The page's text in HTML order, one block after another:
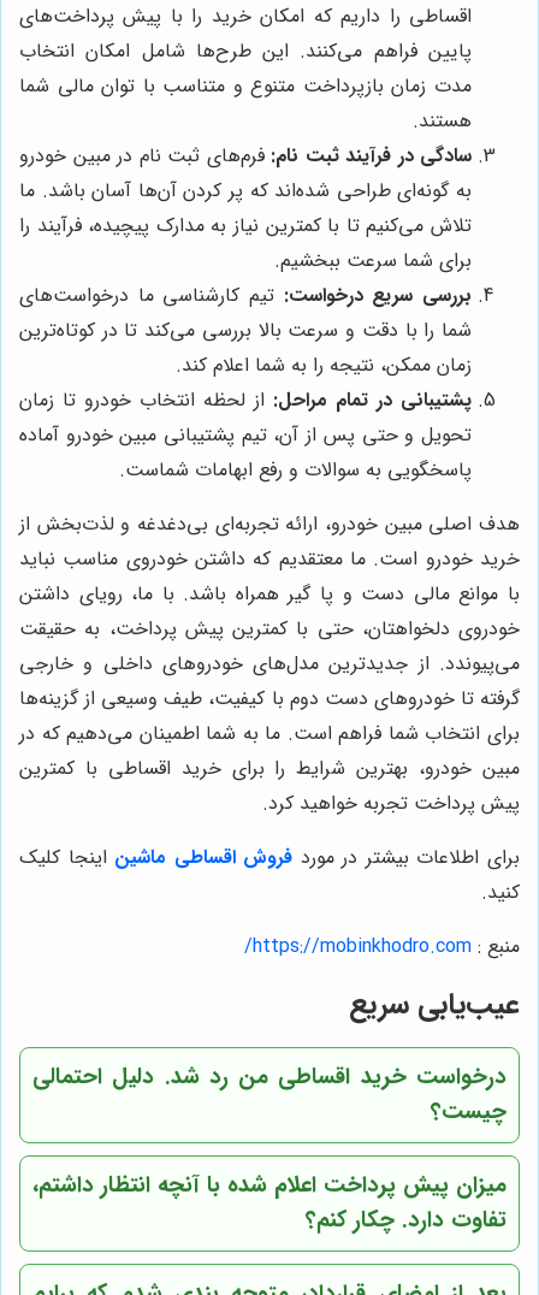
اقساطی را داریم که امکان خرید را با پیش پرداخت‌های
پایین فراهم می‌کنند. این طرح‌ها شامل امکان انتخاب
مدت زمان بازپرداخت متنوع و متناسب با توان مالی شما
هستند.
سادگی در فرآیند ثبت نام: فرم‌های ثبت نام در مبین خودرو
به گونه‌ای طراحی شده‌اند که پر کردن آن‌ها آسان باشد. ما
تلاش می‌کنیم تا با کمترین نیاز به مدارک پیچیده، فرآیند را
برای شما سرعت ببخشیم.
بررسی سریع درخواست: تیم کارشناسی ما درخواست‌های
شما را با دقت و سرعت بالا بررسی می‌کند تا در کوتاه‌ترین
زمان ممکن، نتیجه را به شما اعلام کند.
پشتیبانی در تمام مراحل: از لحظه انتخاب خودرو تا زمان
تحویل و حتی پس از آن، تیم پشتیبانی مبین خودرو آماده
پاسخگویی به سوالات و رفع ابهامات شماست.
هدف اصلی مبین خودرو، ارائه تجربه‌ای بی‌دغدغه و لذت‌بخش از
خرید خودرو است. ما معتقدیم که داشتن خودروی مناسب نباید
با موانع مالی دست و پا گیر همراه باشد. با ما، رویای داشتن
خودروی دلخواهتان، حتی با کمترین پیش پرداخت، به حقیقت
می‌پیوندد. از جدیدترین مدل‌های خودروهای داخلی و خارجی
گرفته تا خودروهای دست دوم با کیفیت، طیف وسیعی از گزینه‌ها
برای انتخاب شما فراهم است. ما به شما اطمینان می‌دهیم که در
مبین خودرو، بهترین شرایط را برای خرید اقساطی با کمترین
پیش پرداخت تجربه خواهید کرد.
برای اطلاعات بیشتر در مورد فروش اقساطی ماشین اینجا کلیک
کنید.
منبع : https://mobinkhodro.com/
عیب‌یابی سریع
درخواست خرید اقساطی من رد شد. دلیل احتمالی
چیست؟
میزان پیش پرداخت اعلام شده با آنچه انتظار داشتم،
تفاوت دارد. چکار کنم؟